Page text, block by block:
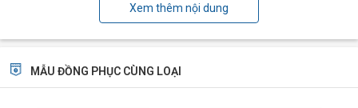
Công nghệ sản xuất hiện đại và tiên tiến
BiCi đang sở hữu những công nghệ tiên tiến bậc nhất về
may, in đồng phục tại Đà Nẵng.
Xem thêm nội dung
MẪU ĐỒNG PHỤC CÙNG LOẠI